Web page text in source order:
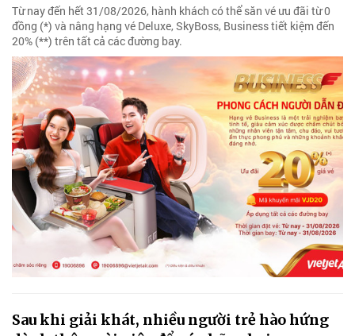
Từ nay đến hết 31/08/2026, hành khách có thể săn vé ưu đãi từ 0
đồng (*) và nâng hạng vé Deluxe, SkyBoss, Business tiết kiệm đến
20% (**) trên tất cả các đường bay.
Sau khi giải khát, nhiều người trẻ hào hứng